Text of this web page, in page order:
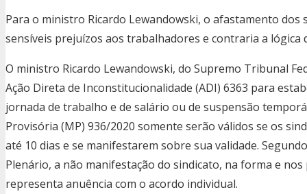
Para o ministro Ricardo Lewandowski, o afastamento dos
sensíveis prejuízos aos trabalhadores e contraria a
O ministro Ricardo Lewandowski, do Supremo Tribunal
Ação Direta de Inconstitucionalidade (ADI) 6363 para
jornada de trabalho e de salário ou de suspensão
Provisória (MP) 936/2020 somente serão válidos se os
até 10 dias e se manifestarem sobre sua validade.​
Plenário, a não manifestação do sindicato, na forma e
representa anuência com o acordo individual.